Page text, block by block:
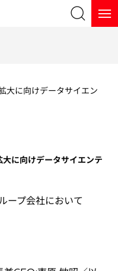
大に向けデータサイエン
に向けデータサイエンテ
ープ会社において